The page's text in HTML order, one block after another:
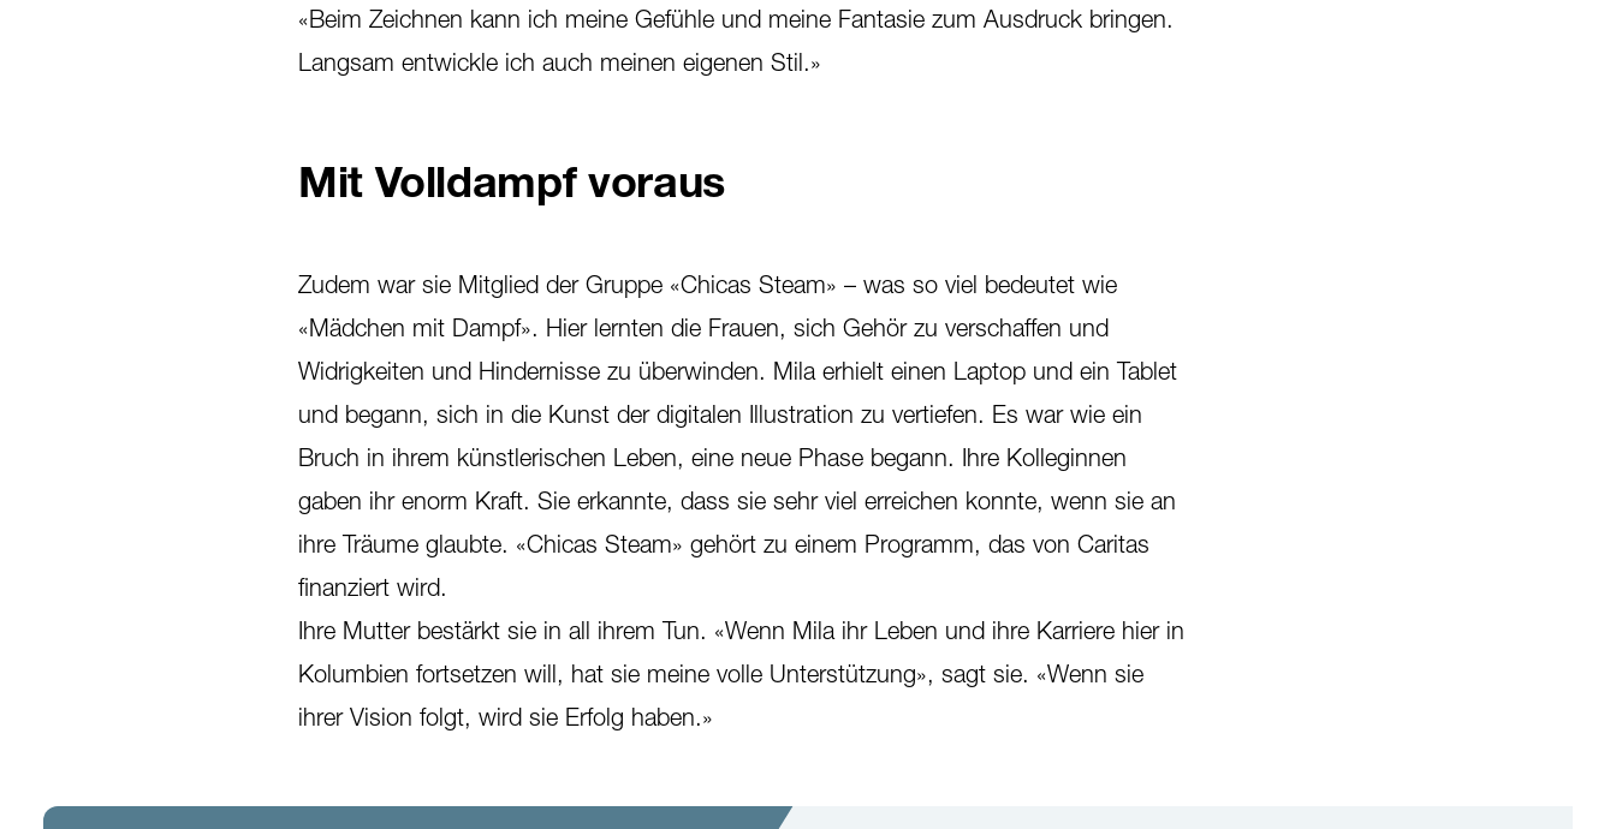
«Beim Zeichnen kann ich meine Gefühle und meine Fantasie zum Ausdruck bringen.
Langsam entwickle ich auch meinen eigenen Stil.»
Mit Volldampf voraus
Zudem war sie Mitglied der Gruppe «Chicas Steam» – was so viel bedeutet wie
«Mädchen mit Dampf». Hier lernten die Frauen, sich Gehör zu verschaffen und
Widrigkeiten und Hindernisse zu überwinden. Mila erhielt einen Laptop und ein Tablet
und begann, sich in die Kunst der digitalen Illustration zu vertiefen. Es war wie ein
Bruch in ihrem künstlerischen Leben, eine neue Phase begann. Ihre Kolleginnen
gaben ihr enorm Kraft. Sie erkannte, dass sie sehr viel erreichen konnte, wenn sie an
ihre Träume glaubte. «Chicas Steam» gehört zu einem Programm, das von Caritas
finanziert wird.
Ihre Mutter bestärkt sie in all ihrem Tun. «Wenn Mila ihr Leben und ihre Karriere hier in
Kolumbien fortsetzen will, hat sie meine volle Unterstützung», sagt sie. «Wenn sie
ihrer Vision folgt, wird sie Erfolg haben.»